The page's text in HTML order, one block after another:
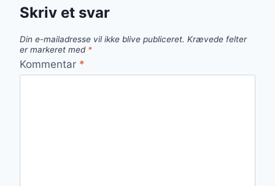
Skriv et svar
Din e-mailadresse vil ikke blive publiceret. Krævede felter
er markeret med *
Kommentar *